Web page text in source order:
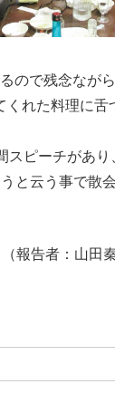
ので残念なが
れた料理に舌
スピーチがあり
と云う事で散
（報告者：山田